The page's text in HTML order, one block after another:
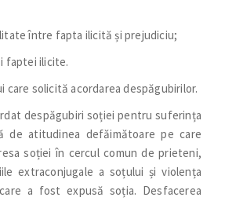
între fapta ilicită și prejudiciu;
faptei ilicite.
care solicită acordarea despăgubirilor.
despăgubiri soției pentru suferința
de atitudinea defăimătoare pe care
soției în cercul comun de prieteni,
extraconjugale a soțului și violența
a fost expusă soția. Desfacerea